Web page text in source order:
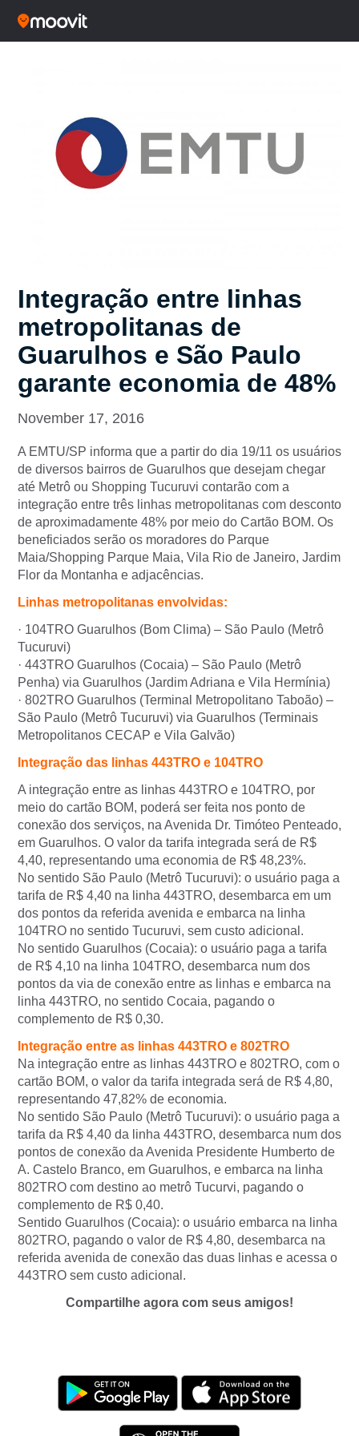
Integração entre linhas
metropolitanas de
Guarulhos e São Paulo
garante economia de 48%
November 17, 2016
A EMTU/SP informa que a partir do dia 19/11 os usuários
de diversos bairros de Guarulhos que desejam chegar
até Metrô ou Shopping Tucuruvi contarão com a
integração entre três linhas metropolitanas com desconto
de aproximadamente 48% por meio do Cartão BOM. Os
beneficiados serão os moradores do Parque
Maia/Shopping Parque Maia, Vila Rio de Janeiro, Jardim
Flor da Montanha e adjacências.
Linhas metropolitanas envolvidas:
· 104TRO Guarulhos (Bom Clima) – São Paulo (Metrô
Tucuruvi)
· 443TRO Guarulhos (Cocaia) – São Paulo (Metrô
Penha) via Guarulhos (Jardim Adriana e Vila Hermínia)
· 802TRO Guarulhos (Terminal Metropolitano Taboão) –
São Paulo (Metrô Tucuruvi) via Guarulhos (Terminais
Metropolitanos CECAP e Vila Galvão)
Integração das linhas 443TRO e 104TRO
A integração entre as linhas 443TRO e 104TRO, por
meio do cartão BOM, poderá ser feita nos ponto de
conexão dos serviços, na Avenida Dr. Timóteo Penteado,
em Guarulhos. O valor da tarifa integrada será de R$
4,40, representando uma economia de R$ 48,23%.
No sentido São Paulo (Metrô Tucuruvi): o usuário paga a
tarifa de R$ 4,40 na linha 443TRO, desembarca em um
dos pontos da referida avenida e embarca na linha
104TRO no sentido Tucuruvi, sem custo adicional.
No sentido Guarulhos (Cocaia): o usuário paga a tarifa
de R$ 4,10 na linha 104TRO, desembarca num dos
pontos da via de conexão entre as linhas e embarca na
linha 443TRO, no sentido Cocaia, pagando o
complemento de R$ 0,30.
Integração entre as linhas 443TRO e 802TRO
Na integração entre as linhas 443TRO e 802TRO, com o
cartão BOM, o valor da tarifa integrada será de R$ 4,80,
representando 47,82% de economia.
No sentido São Paulo (Metrô Tucuruvi): o usuário paga a
tarifa da R$ 4,40 da linha 443TRO, desembarca num dos
pontos de conexão da Avenida Presidente Humberto de
A. Castelo Branco, em Guarulhos, e embarca na linha
802TRO com destino ao metrô Tucurvi, pagando o
complemento de R$ 0,40.
Sentido Guarulhos (Cocaia): o usuário embarca na linha
802TRO, pagando o valor de R$ 4,80, desembarca na
referida avenida de conexão das duas linhas e acessa o
443TRO sem custo adicional.
Compartilhe agora com seus amigos!